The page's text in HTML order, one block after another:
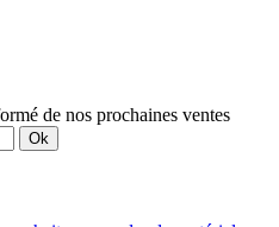
de nos prochaines ventes
Ok